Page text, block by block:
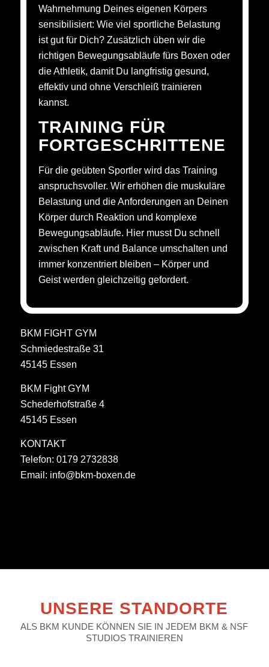
Wahrnehmung Deines eigenen Körpers
sensibilisiert: Wie viel sportliche Belastung
ist gut für Dich? Zusätzlich üben wir die
richtigen Bewegungsabläufe fürs Boxen oder
die Athletik, damit Du langfristig gesund,
effektiv und ohne Verschleiß trainieren
kannst.
TRAINING FÜR
FORTGESCHRITTENE
Für die geübten Sportler wird das Training
anspruchsvoller. Wir erhöhen die muskuläre
Belastung und die Anforderungen an Deinen
Körper durch Reaktion und komplexe
Bewegungsabläufe. Hier musst Du schnell
zwischen Kraft und Balance umschalten und
immer konzentriert bleiben – Körper und
Geist werden gleichzeitig gefordert.
BKM FIGHT GYM
Schmiedestraße 31
45145 Essen
BKM Fight GYM
Schederhofstraße 4
45145 Essen
KONTAKT
Telefon: 0179 2732838
Email: info@bkm-boxen.de
UNSERE STANDORTE
ALS BKM KUNDE KÖNNEN SIE IN JEDEM BKM & NSF
STUDIOS TRAINIEREN